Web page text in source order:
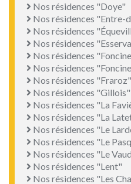
Nos résidences "Doye"
Nos résidences "Entre-
Nos résidences
Nos résidences
Nos résidences
Nos résidences
Nos résidences "Fraroz"
Nos résidences "Gillois"
Nos résidences "La
Nos résidences "La
Nos résidences "Le
Nos résidences "Le
Nos résidences "Le
Nos résidences "Lent"
Nos résidences "Les